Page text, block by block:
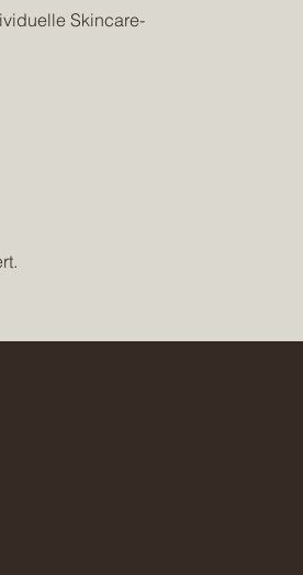
Skincare-